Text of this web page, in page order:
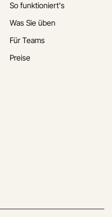
So funktioniert's
Was Sie üben
Für Teams
Preise